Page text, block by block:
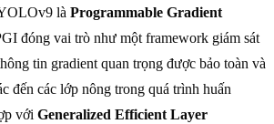
là Programmable Gradient
đóng vai trò như một framework giám sát
tin gradient quan trọng được bảo toàn và
đến các lớp nông trong quá trình huấn
với Generalized Efficient Layer